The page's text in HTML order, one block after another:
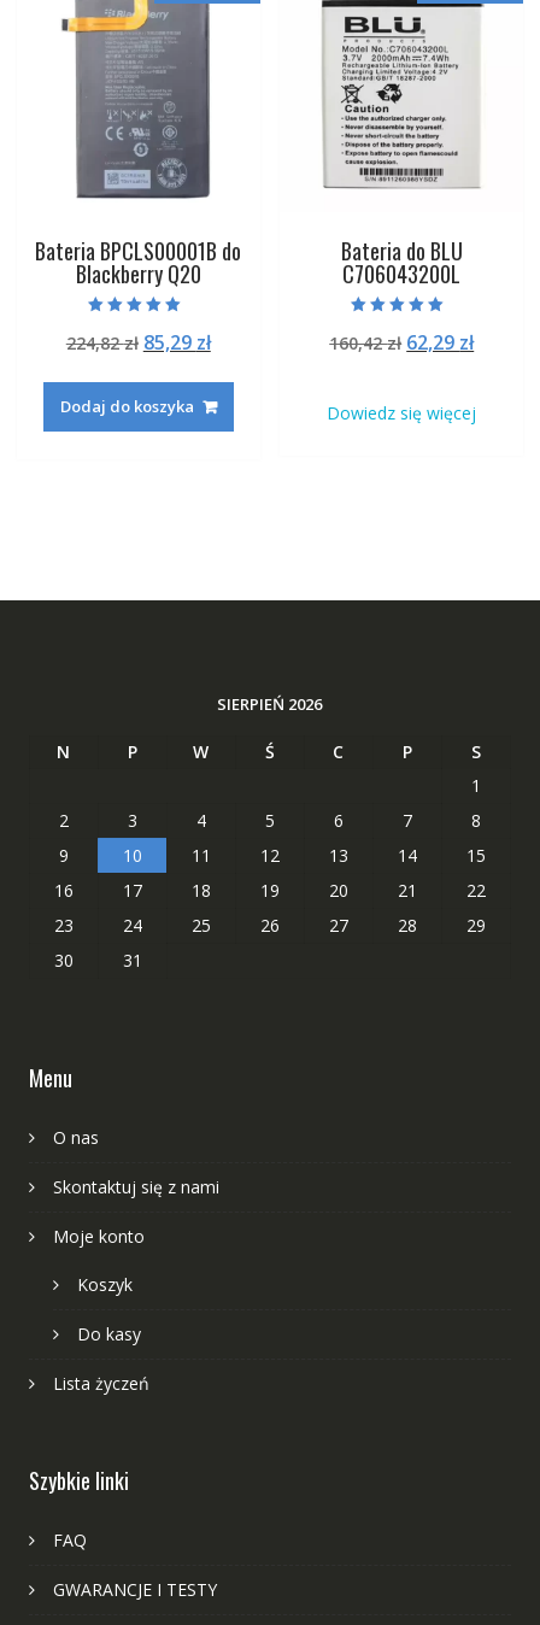
Bateria BPCLS00001B do
Blackberry Q20
5.00
na 5
224,82zł Pierwotna
wynosiła:
224,82 zł.
85,29 złAktualna
85,29 zł.
Dodaj do koszyka
Bateria do BLU
C706043200L
5.00
na 5
160,42zł Pierwotna
160,42 zł.
62,29 zł
62,29
Dowiedz się więcej
SIERPIEŃ 2026
N P W Ś C P
S
1
2
3 4 5 6 7
8
9
10 11 12 13 14
15
16
17 18 19 20 21
22
23
24 25 26 27 28
29
30
31
Menu
O nas
Skontaktuj się z nami
Moje konto
Koszyk
Do kasy
Lista życzeń
Szybkie linki
FAQ
GWARANCJE I TESTY